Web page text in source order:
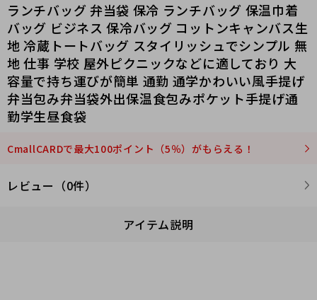
ランチバッグ 弁当袋 保冷 ランチバッグ 保温巾着
バッグ ビジネス 保冷バッグ コットンキャンバス生
地 冷蔵トートバッグ スタイリッシュでシンプル 無
地 仕事 学校 屋外ピクニックなどに適しており 大
容量で持ち運びが簡単 通勤 通学かわいい風手提げ
弁当包み弁当袋外出保温食包みポケット手提げ通
勤学生昼食袋
CmallCARDで最大100ポイント（5％）がもらえる！
レビュー（0件）
アイテム説明